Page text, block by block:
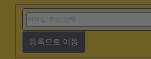
등록으로 이동